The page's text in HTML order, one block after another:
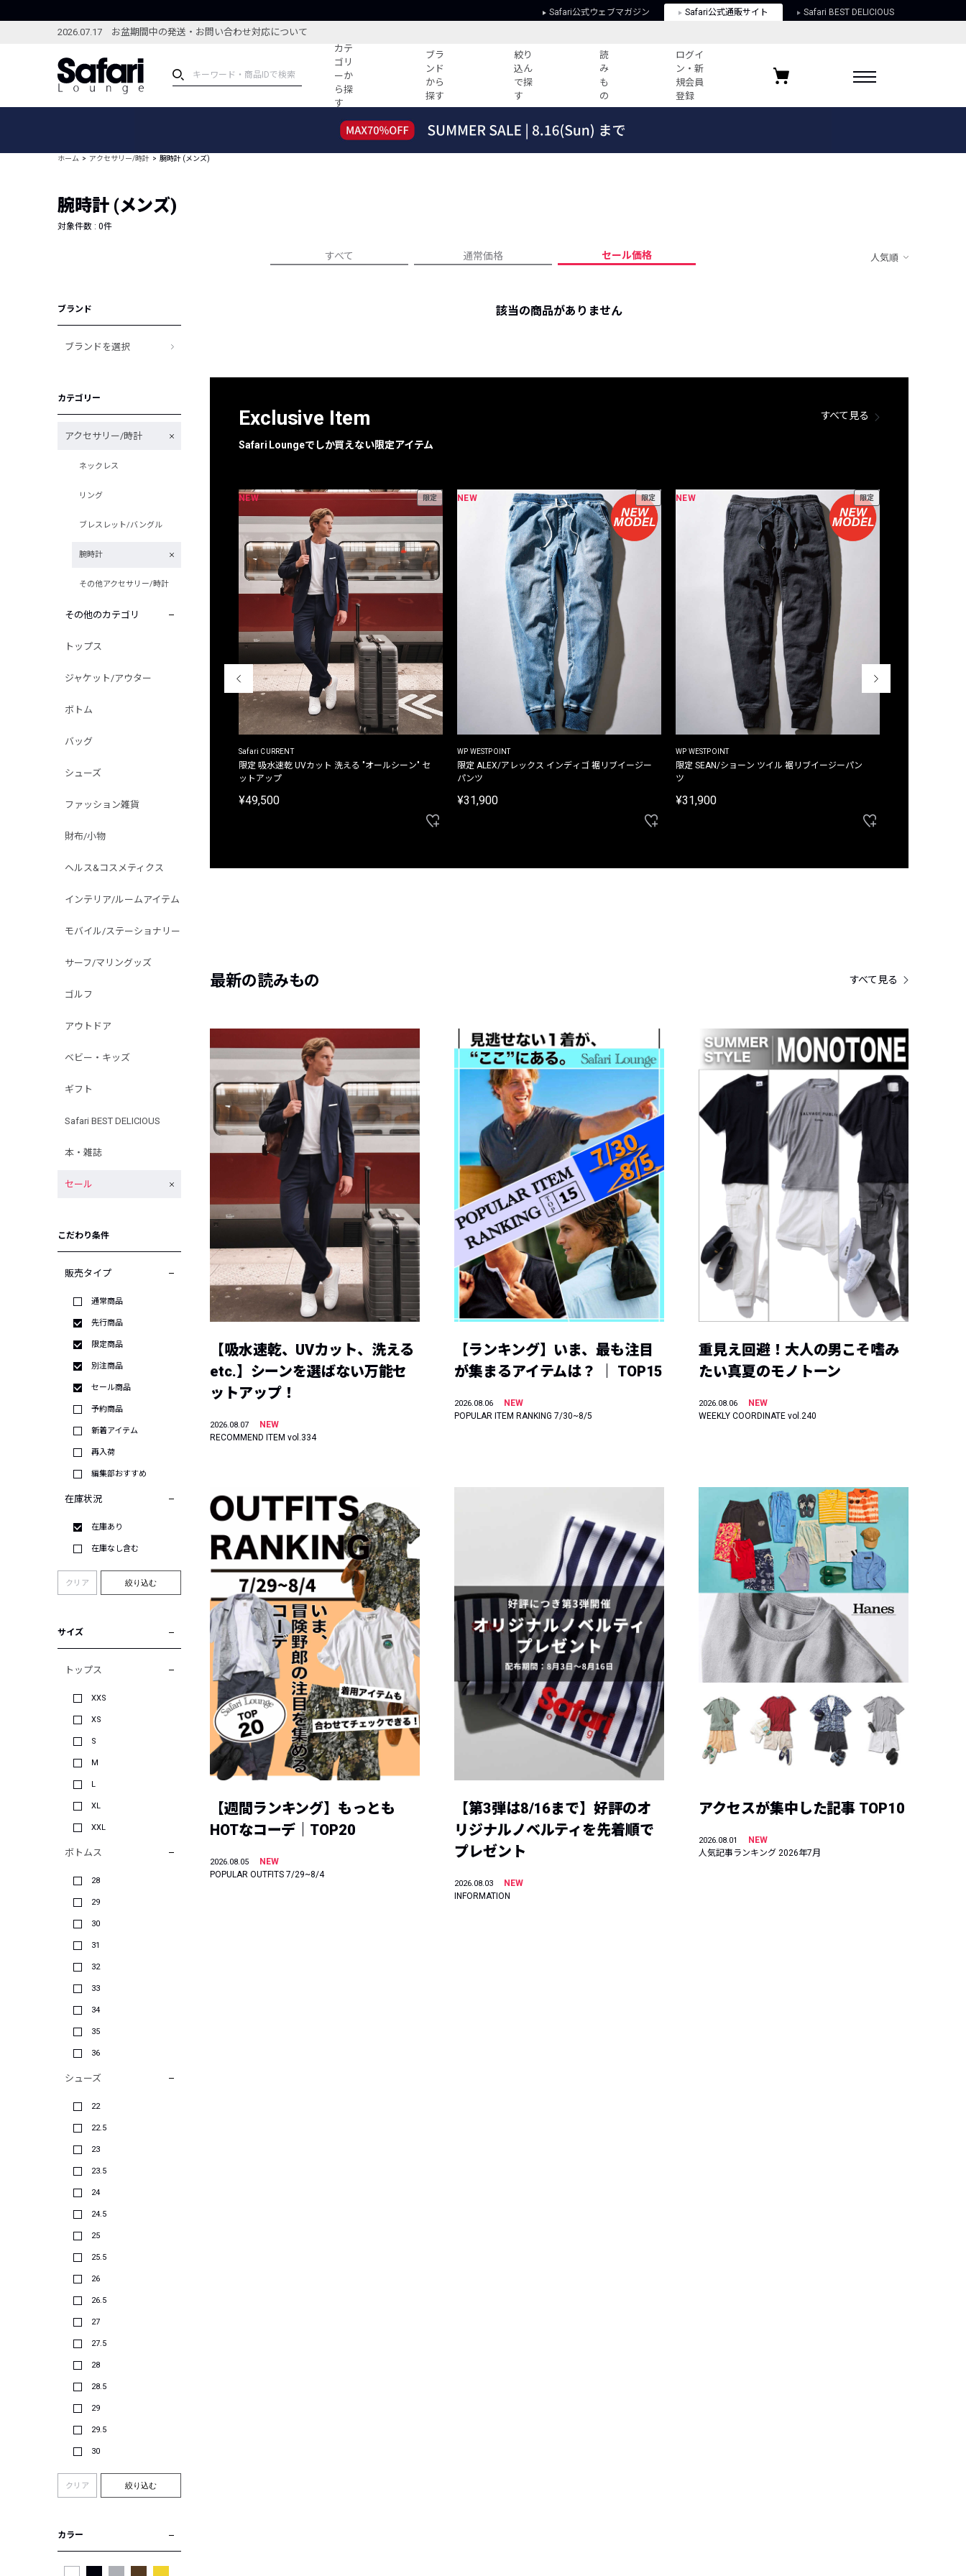
Safari公式ウェブマガジン Safari公式通販サイト Safari BEST DELICIOUS
2026.07.17 お盆期間中の発送・お問い合わせ対応について
カテ
ゴリ
ーか
ら探
す
ブラ
ンド
から
探す
絞り
込ん
で探
す
読
み
も
の
ログイ
ン・新
規会員
登録
ブランドから探す
新着アイテム
編集部のおすすめアイテム
すべての記事
人気記事ランキング
フォーカスブランド
プライバシーポリシー
お気に入りブランド
ホーム アクセサリー/時計 腕時計 (メンズ)
腕時計 (メンズ)
対象件数 : 0件
すべて 通常価格 セール価格 人気順
ブランド
ブランドを選択
カテゴリー
アクセサリー/時計
ネックレス
リング
ブレスレット/バングル
腕時計
その他アクセサリー/時計
その他のカテゴリ
トップス
ジャケット/アウター
ボトム
バッグ
シューズ
ファッション雑貨
財布/小物
ヘルス&コスメティクス
インテリア/ルームアイテム
モバイル/ステーショナリー
サーフ/マリングッズ
ゴルフ
アウトドア
ベビー・キッズ
ギフト
Safari BEST DELICIOUS
本・雑誌
セール
こだわり条件
販売タイプ
通常商品
先行商品
限定商品
別注商品
セール商品
予約商品
新着アイテム
再入荷
編集部おすすめ
在庫状況
在庫あり
在庫なし含む
クリア 絞り込む
サイズ
トップス
XXS
XS
S
M
L
XL
XXL
ボトムス
28
29
30
31
32
33
34
35
36
シューズ
22
22.5
23
23.5
24
24.5
25
25.5
26
26.5
27
27.5
28
28.5
29
29.5
30
クリア 絞り込む
カラー
該当の商品がありません
Exclusive Item
Safari Loungeでしか買えない限定アイテム
すべて見る
NEW 限定
Safari CURRENT
限定 吸水速乾 UVカット 洗える "オールシーン" セ
ットアップ
¥49,500
NEW 限定
WP WESTPOINT
限定 ALEX/アレックス インディゴ 裾リブイージー
パンツ
¥31,900
NEW 限定
WP WESTPOINT
限定 SEAN/ショーン ツイル 裾リブイージーパン
ツ
¥31,900
最新の読みもの すべて見る
【吸水速乾、UVカット、洗える
etc.】シーンを選ばない万能セ
ットアップ！
2026.08.07
NEW
RECOMMEND ITEM vol.334
【ランキング】いま、最も注目
が集まるアイテムは？ ｜ TOP15
2026.08.06
NEW
POPULAR ITEM RANKING 7/30~8/5
重見え回避！大人の男こそ嗜み
たい真夏のモノトーン
2026.08.06
NEW
WEEKLY COORDINATE vol.240
【週間ランキング】もっとも
HOTなコーデ｜TOP20
2026.08.05
NEW
POPULAR OUTFITS 7/29~8/4
【第3弾は8/16まで】好評のオ
リジナルノベルティを先着順で
プレゼント
2026.08.03
NEW
INFORMATION
アクセスが集中した記事 TOP10
2026.08.01
NEW
人気記事ランキング 2026年7月